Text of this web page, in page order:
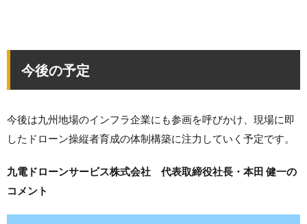
今後の予定
今後は九州地場のインフラ企業にも参画を呼びかけ、現場に即
したドローン操縦者育成の体制構築に注力していく予定です。
九電ドローンサービス株式会社 代表取締役社長・本田 健一の
コメント